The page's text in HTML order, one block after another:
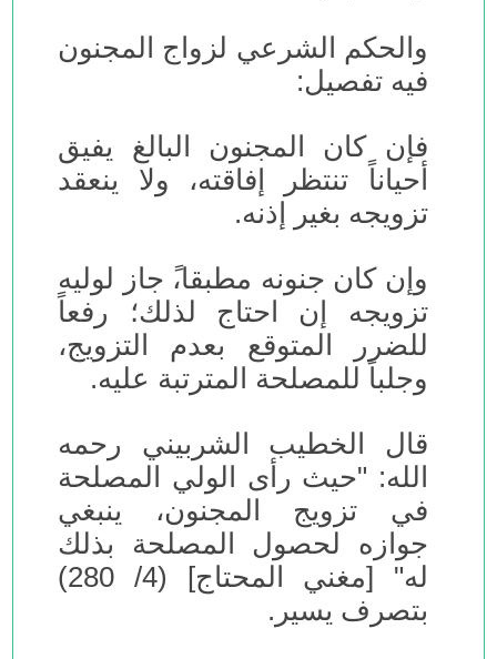
والحكم الشرعي لزواج المجنون
فيه تفصيل:
فإن كان المجنون البالغ يفيق
أحياناً تنتظر إفاقته، ولا ينعقد
تزويجه بغير إذنه.
وإن كان جنونه مطبقا،ً جاز لوليه
تزويجه إن احتاج لذلك؛ رفعاً
للضرر المتوقع بعدم التزويج،
وجلباً للمصلحة المترتبة عليه.
قال الخطيب الشربيني رحمه
الله: "حيث رأى الولي المصلحة
في تزويج المجنون، ينبغي
جوازه لحصول المصلحة بذلك
له" [مغني المحتاج] (4/ 280)
بتصرف يسير.